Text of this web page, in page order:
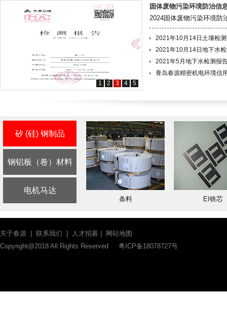
1 2 3 4 5
固体废物污染环境防治信
2024固体废物污染环境防
2021年10月14日土壤检
2021年10月14日地下水
2021年5月地下水检测报
青岛春源精密机电环境信
矽 (硅) 钢制品
钢铝板（卷）材料
电机马达
条料 EI铁芯
关于春源 联系我们 人才招募
网站地图
Copyright@2018 All Rights Reserved 粤ICP备18078727号